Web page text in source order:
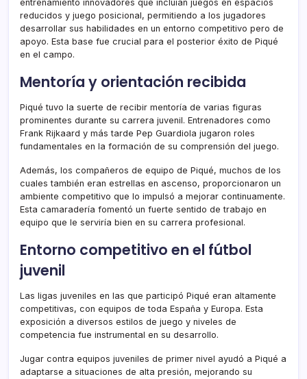
entrenamiento innovadores que incluían juegos en espacios
reducidos y juego posicional, permitiendo a los jugadores
desarrollar sus habilidades en un entorno competitivo pero de
apoyo. Esta base fue crucial para el posterior éxito de Piqué
en el campo.
Mentoría y orientación recibida
Piqué tuvo la suerte de recibir mentoría de varias figuras
prominentes durante su carrera juvenil. Entrenadores como
Frank Rijkaard y más tarde Pep Guardiola jugaron roles
fundamentales en la formación de su comprensión del juego.
Además, los compañeros de equipo de Piqué, muchos de los
cuales también eran estrellas en ascenso, proporcionaron un
ambiente competitivo que lo impulsó a mejorar continuamente.
Esta camaradería fomentó un fuerte sentido de trabajo en
equipo que le serviría bien en su carrera profesional.
Entorno competitivo en el fútbol
juvenil
Las ligas juveniles en las que participó Piqué eran altamente
competitivas, con equipos de toda España y Europa. Esta
exposición a diversos estilos de juego y niveles de
competencia fue instrumental en su desarrollo.
Jugar contra equipos juveniles de primer nivel ayudó a Piqué a
adaptarse a situaciones de alta presión, mejorando su